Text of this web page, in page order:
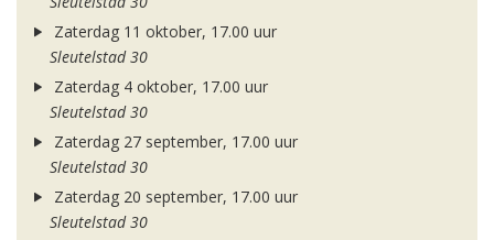
Zaterdag 11 oktober, 17.00 uur
Sleutelstad 30
Zaterdag 4 oktober, 17.00 uur
Sleutelstad 30
Zaterdag 27 september, 17.00 uur
Sleutelstad 30
Zaterdag 20 september, 17.00 uur
Sleutelstad 30